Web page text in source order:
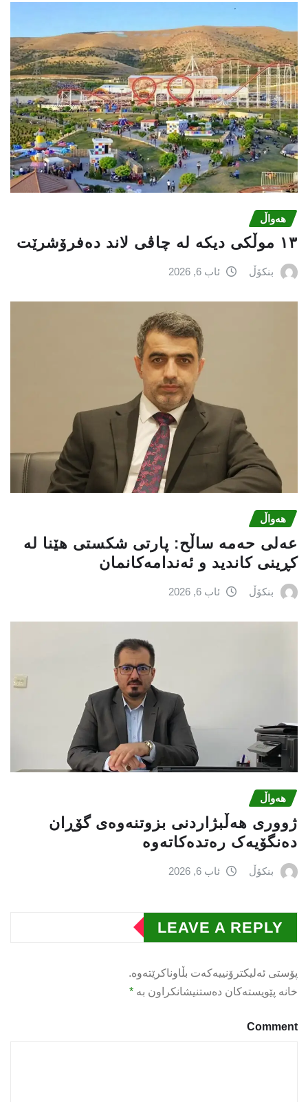
هەواڵ
١٣ موڵکی دیکە لە چاڤی لاند دەفرۆشرێت
بنکۆڵ ئاب 6, 2026
هەواڵ
عه‌لی‌ حه‌مه‌ ساڵح: پارتی‌ شكستی‌ هێنا له‌
كڕینی‌ كاندید و ئه‌ندامه‌كانمان
بنکۆڵ ئاب 6, 2026
هەواڵ
ژووری هەڵبژاردنی بزوتنەوەى گۆڕان
دەنگۆیەک رەتدەکاتەوە
بنکۆڵ ئاب 6, 2026
LEAVE A REPLY
پۆستی ئەلیکترۆنییەکەت بڵاوناکرێتەوە.
خانە پێویستەکان دەستنیشانکراون بە *
Comment